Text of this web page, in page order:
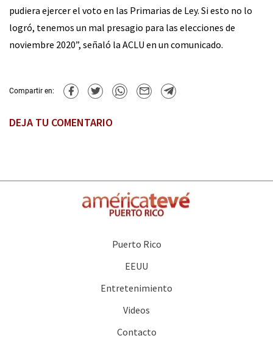
pudiera ejercer el voto en las Primarias de Ley. Si esto no lo
logró, tenemos un mal presagio para las elecciones de
noviembre 2020”, señaló la ACLU en un comunicado.
Compartir en:
DEJA TU COMENTARIO
Puerto Rico
EEUU
Entretenimiento
Videos
Contacto